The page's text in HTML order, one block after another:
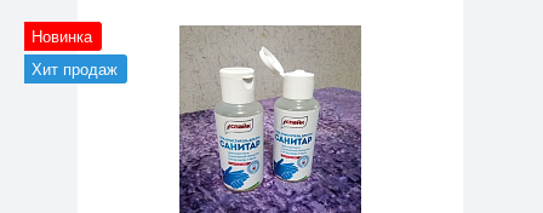
Новинка
Хит продаж